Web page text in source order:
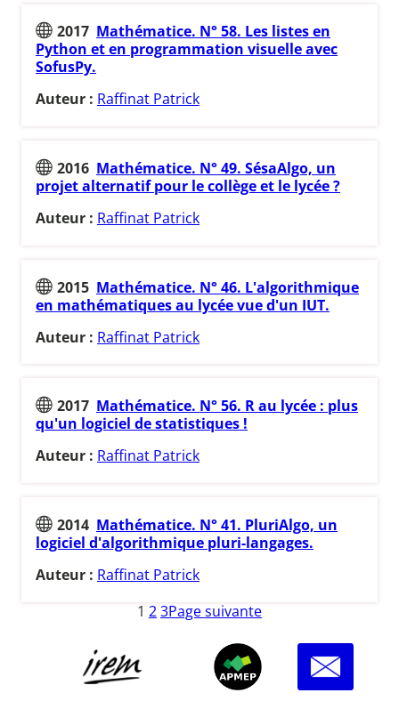
2017 Mathématice. N° 58. Les listes en
Python et en programmation visuelle avec
SofusPy.
Auteur : Raffinat Patrick
2016 Mathématice. N° 49. SésaAlgo, un
projet alternatif pour le collège et le lycée ?
Auteur : Raffinat Patrick
2015 Mathématice. N° 46. L'algorithmique
en mathématiques au lycée vue d'un IUT.
Auteur : Raffinat Patrick
2017 Mathématice. N° 56. R au lycée : plus
qu'un logiciel de statistiques !
Auteur : Raffinat Patrick
2014 Mathématice. N° 41. PluriAlgo, un
logiciel d'algorithmique pluri-langages.
Auteur : Raffinat Patrick
1 23Page suivante